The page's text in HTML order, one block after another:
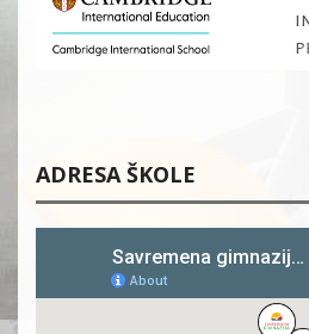
ADRESA ŠKOLE